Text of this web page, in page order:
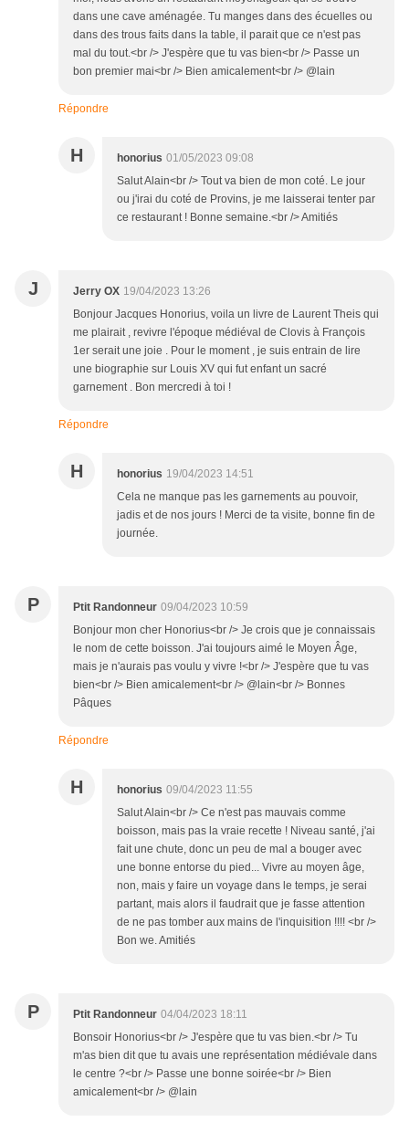
dans une cave aménagée. Tu manges dans des écuelles ou
dans des trous faits dans la table, il parait que ce n'est pas
mal du tout.<br /> J'espère que tu vas bien<br /> Passe un
bon premier mai<br /> Bien amicalement<br /> @lain
Répondre
H honorius 01/05/2023 09:08
Salut Alain<br /> Tout va bien de mon coté. Le jour
ou j'irai du coté de Provins, je me laisserai tenter par
ce restaurant ! Bonne semaine.<br /> Amitiés
J Jerry OX 19/04/2023 13:26
Bonjour Jacques Honorius, voila un livre de Laurent Theis qui
me plairait , revivre l'époque médiéval de Clovis à François
1er serait une joie . Pour le moment , je suis entrain de lire
une biographie sur Louis XV qui fut enfant un sacré
garnement . Bon mercredi à toi !
Répondre
H honorius 19/04/2023 14:51
Cela ne manque pas les garnements au pouvoir,
jadis et de nos jours ! Merci de ta visite, bonne fin de
journée.
P Ptit Randonneur 09/04/2023 10:59
Bonjour mon cher Honorius<br /> Je crois que je connaissais
le nom de cette boisson. J'ai toujours aimé le Moyen Âge,
mais je n'aurais pas voulu y vivre !<br /> J'espère que tu vas
bien<br /> Bien amicalement<br /> @lain<br /> Bonnes
Pâques
Répondre
H honorius 09/04/2023 11:55
Salut Alain<br /> Ce n'est pas mauvais comme
boisson, mais pas la vraie recette ! Niveau santé, j'ai
fait une chute, donc un peu de mal a bouger avec
une bonne entorse du pied... Vivre au moyen âge,
non, mais y faire un voyage dans le temps, je serai
partant, mais alors il faudrait que je fasse attention
de ne pas tomber aux mains de l'inquisition !!!! <br />
Bon we. Amitiés
P Ptit Randonneur 04/04/2023 18:11
Bonsoir Honorius<br /> J'espère que tu vas bien.<br /> Tu
m'as bien dit que tu avais une représentation médiévale dans
le centre ?<br /> Passe une bonne soirée<br /> Bien
amicalement<br /> @lain